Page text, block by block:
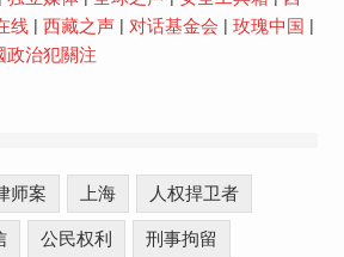
线| 西藏之声| 对话基金会 玫瑰中国
政治犯關注
师案 上海 人权捍卫者
公民权利 刑事拘留